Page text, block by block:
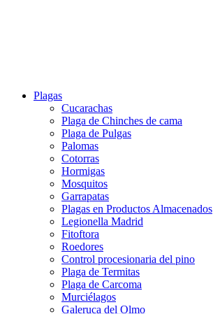
Plagas
Cucarachas
Plaga de Chinches de cama
Plaga de Pulgas
Palomas
Cotorras
Hormigas
Mosquitos
Garrapatas
Plagas en Productos Almacenados
Legionella Madrid
Fitoftora
Roedores
Control procesionaria del pino
Plaga de Termitas
Plaga de Carcoma
Murciélagos
Galeruca del Olmo